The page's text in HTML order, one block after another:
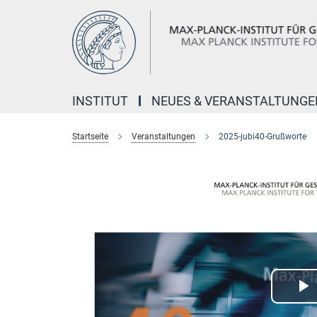
INSTITUT NEUES &
Startseite Veranstaltungen 2025-jubi40-Grußworte